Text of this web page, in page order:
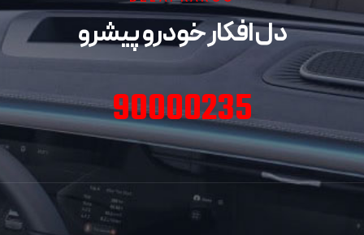
دل افکار خودرو پیشرو
90000235